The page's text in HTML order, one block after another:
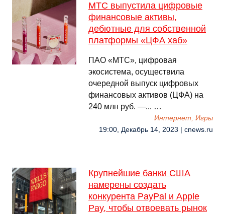
МТС выпустила цифровые
финансовые активы,
дебютные для собственной
платформы «ЦФА хаб»
ПАО «МТС», цифровая
экосистема, осуществила
очередной выпуск цифровых
финансовых активов (ЦФА) на
240 млн руб. —... …
Интернет, Игры
19:00, Декабрь 14, 2023 | cnews.ru
Крупнейшие банки США
намерены создать
конкурента PayPal и Apple
Pay, чтобы отвоевать рынок